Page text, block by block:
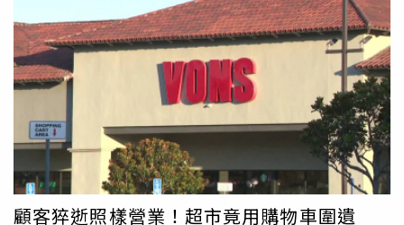
刀劍類所持等取締法》將44歲的野下博司當場逮捕。第一時
間協助傷者的TSUTAYA店員接受媒體採訪時表示，事件發生
在剛開店不久，店內員工突透過無線對講機接獲通報說：
「有人被刺傷了」。隨後有3名傷者滿身鮮血衝進店內求
救，現場員工及顧客頓時陷入恐慌。根據店員轉述，一名80
多歲男子表示，自己當時還坐在車內準備下車，就突然遭人
持刀攻擊；另一名約50多歲男子則直呼：「真的就是突然被
攻擊了。」店員進一步說明，由於店鋪才剛開始營業，入口
處一度陷入混亂，許多顧客根本不知道外頭究竟發生什麼
事，而嫌犯也未闖入店內。警方稍後通知店家已成功逮捕疑
顧客猝逝照樣營業！超市竟用購物車圍遺